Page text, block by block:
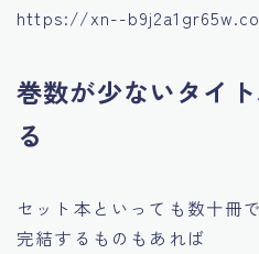
https://xn--
巻数が少ないタイ
る
セット本といっても数十冊で
完結するものもあれば